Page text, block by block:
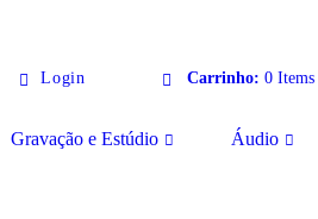
Login Carrinho: 0 Items
Gravação e Estúdio Áudio